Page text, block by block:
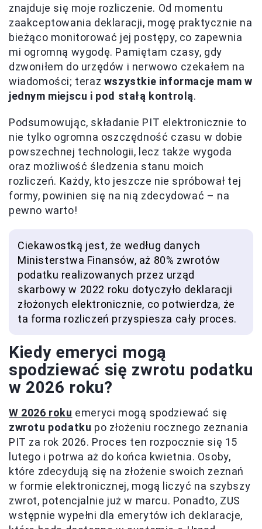
znajduje się moje rozliczenie. Od momentu
zaakceptowania deklaracji, mogę praktycznie na
bieżąco monitorować jej postępy, co zapewnia
mi ogromną wygodę. Pamiętam czasy, gdy
dzwoniłem do urzędów i nerwowo czekałem na
wiadomości; teraz wszystkie informacje mam w
jednym miejscu i pod stałą kontrolą.
Podsumowując, składanie PIT elektronicznie to
nie tylko ogromna oszczędność czasu w dobie
powszechnej technologii, lecz także wygoda
oraz możliwość śledzenia stanu moich
rozliczeń. Każdy, kto jeszcze nie spróbował tej
formy, powinien się na nią zdecydować – na
pewno warto!
Ciekawostką jest, że według danych
Ministerstwa Finansów, aż 80% zwrotów
podatku realizowanych przez urząd
skarbowy w 2022 roku dotyczyło deklaracji
złożonych elektronicznie, co potwierdza, że
ta forma rozliczeń przyspiesza cały proces.
Kiedy emeryci mogą
spodziewać się zwrotu podatku
w 2026 roku?
W 2026 roku emeryci mogą spodziewać się
zwrotu podatku po złożeniu rocznego zeznania
PIT za rok 2026. Proces ten rozpocznie się 15
lutego i potrwa aż do końca kwietnia. Osoby,
które zdecydują się na złożenie swoich zeznań
w formie elektronicznej, mogą liczyć na szybszy
zwrot, potencjalnie już w marcu. Ponadto, ZUS
wstępnie wypełni dla emerytów ich deklaracje,